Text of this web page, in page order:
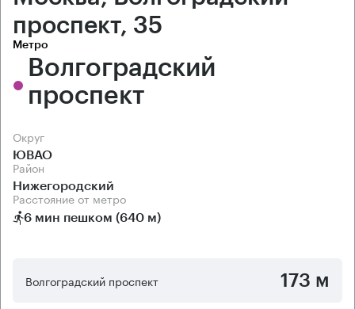
проспект, 35
Метро
Волгоградский
проспект
Округ
ЮВАО
Район
Нижегородский
Расстояние от метро
6 мин пешком (640 м)
Волгоградский проспект 173 м